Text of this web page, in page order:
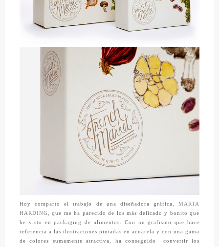
Hoy comparto el trabajo de una diseñadora gráfica, MARTA
HARDING,
que me ha parecido de los más delicado y bonito que
he visto en packaging de alimentos. Con un grafismo que hace
referencia a las ilustraciones pintadas en acuarela y con una gama
de colores sumamente atractiva, ha conseguido
convertir los